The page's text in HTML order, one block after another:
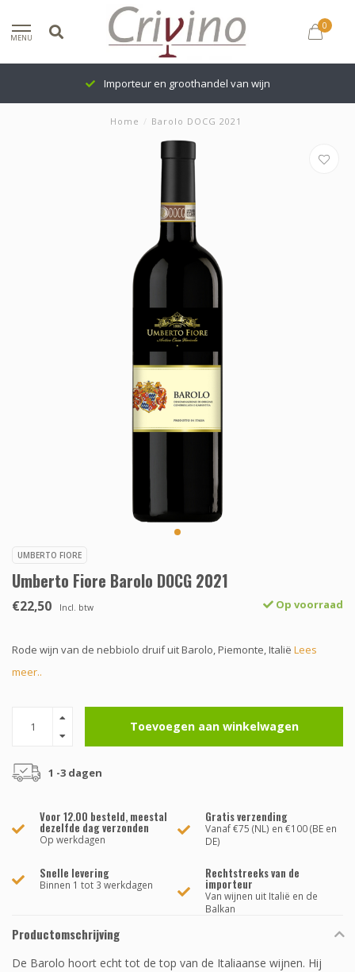
MENU
0
Importeur en groothandel van wijn
Home / Barolo DOCG 2021
UMBERTO FIORE
Umberto Fiore Barolo DOCG 2021
€22,50 Incl. btw Op voorraad
Rode wijn van de nebbiolo druif uit Barolo, Piemonte, Italië Lees
meer..
Toevoegen aan winkelwagen
1 -3 dagen
Voor 12.00 besteld, meestal
dezelfde dag verzonden
Op werkdagen
Gratis verzending
Vanaf €75 (NL) en €100 (BE en
DE)
Snelle levering
Binnen 1 tot 3 werkdagen
Rechtstreeks van de
importeur
Van wijnen uit Italië en de
Balkan
Productomschrijving
De Barolo hoort echt tot de top van de Italiaanse wijnen. Hij